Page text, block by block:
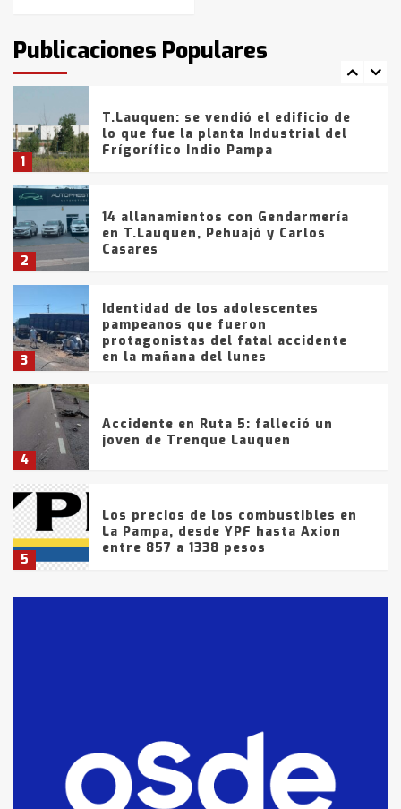
Publicaciones Populares
fueron detenidos por
comercialización de drogas en la
tarde del sábado
1
T.Lauquen: se vendió el edificio de
lo que fue la planta Industrial del
Frígorífico Indio Pampa
2
14 allanamientos con Gendarmería
en T.Lauquen, Pehuajó y Carlos
Casares
3
Identidad de los adolescentes
pampeanos que fueron
protagonistas del fatal accidente
en la mañana del lunes
4
Accidente en Ruta 5: falleció un
joven de Trenque Lauquen
5
Los precios de los combustibles en
La Pampa, desde YPF hasta Axion
entre 857 a 1338 pesos
fueron detenidos por
comercialización de drogas en la
tarde del sábado